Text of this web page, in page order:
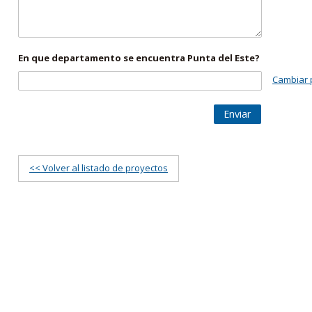
En que departamento se encuentra Punta del Este?
Cambiar
Enviar
<< Volver al listado de proyectos